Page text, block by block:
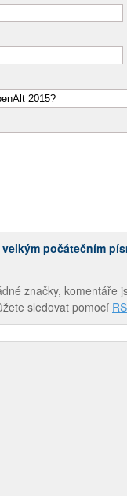
počátečním
značky, komentáře
sledovat pomocí